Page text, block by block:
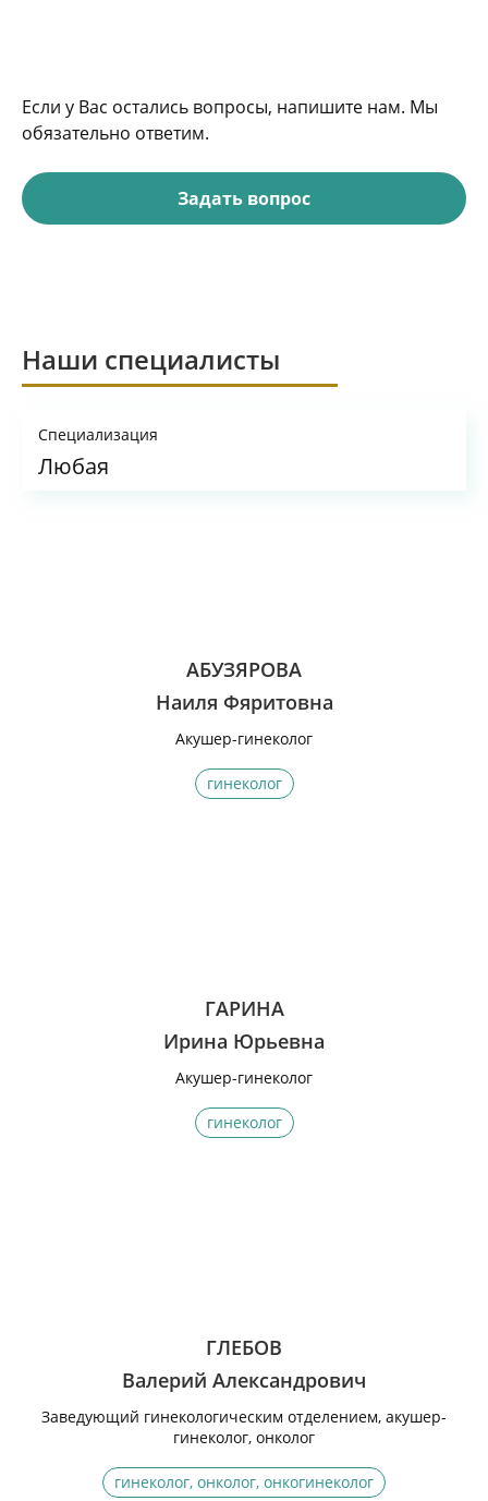
Если у Вас остались вопросы, напишите нам. Мы
обязательно ответим.
Задать вопрос
Наши специалисты
Специализация
Любая
АБУЗЯРОВА
Наиля Фяритовна
Акушер-гинеколог
гинеколог
ГАРИНА
Ирина Юрьевна
Акушер-гинеколог
гинеколог
ГЛЕБОВ
Валерий Александрович
Заведующий гинекологическим отделением, акушер-
гинеколог, онколог
гинеколог, онколог, онкогинеколог